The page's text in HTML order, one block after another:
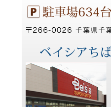
ビ
ゲ
ー
ン